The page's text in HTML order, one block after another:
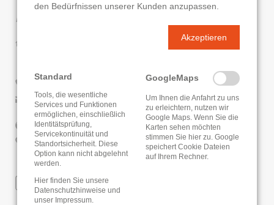
Kontaktdaten
Schul - & Stadtbücherei Hessisch Lichtenau
E-Mail senden
Website
Google Routenplaner
WLAN
den Bedürfnissen unserer Kunden anzupassen.
Akzeptieren
Standard
Tools, die wesentliche
Services und Funktionen
ermöglichen, einschließlich
Identitätsprüfung,
Servicekontinuität und
Standortsicherheit. Diese
Option kann nicht abgelehnt
werden.
Hier finden Sie unsere
Datenschutzhinweise und
unser Impressum
GoogleMaps
Um Ihnen die Anfahrt zu uns
zu erleichtern, nutzen wir
Google Maps. Wenn Sie die
Karten sehen möchten
stimmen Sie hier zu. Google
speichert Cookie Dateien
auf Ihrem Rechner.